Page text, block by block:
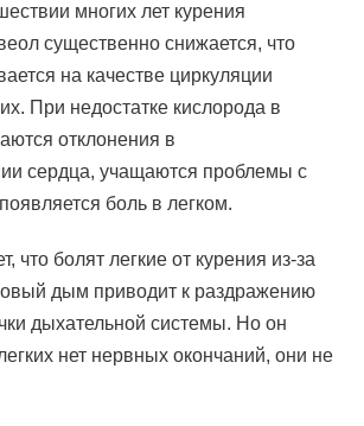
многих лет курения
существенно снижается, что
на качестве циркуляции
При недостатке кислорода в
отклонения в
сердца, учащаются проблемы с
боль в легком.
что болят легкие от курения из-за
дым приводит к раздражению
дыхательной системы. Но он
нет нервных окончаний, они не